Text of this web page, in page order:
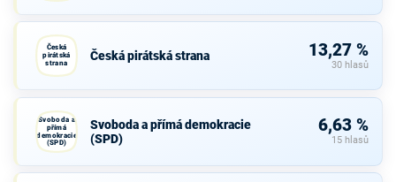
Česká
pirátská
strana
Česká pirátská strana 13,27 %
30 hlasů
Svoboda a
přímá
demokracie
(SPD)
Svoboda a přímá demokracie
(SPD)
6,63 %
15 hlasů